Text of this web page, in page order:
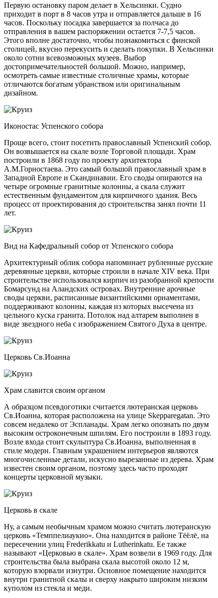
Первую остановку паром делает в Хельсинки. Судно
приходит в порт в 8 часов утра и отправляется дальше в 16
часов. Поскольку посадка завершается за полчаса до
отправления в вашем распоряжении остается 7-7,5 часов.
Этого вполне достаточно, чтобы познакомиться с финской
столицей, вкусно перекусить и сделать покупки. В Хельсинки
около сотни всевозможных музеев. Выбор
достопримечательностей большой. Можно, например,
осмотреть самые известные столичные храмы, которые
отличаются богатым убранством или оригинальным
дизайном.
Иконостас Успенского собора
Проще всего, стоит посетить православный Успенский собор.
Он возвышается на скале возле Торговой площади. Храм
построили в 1868 году по проекту архитектора
А.М.Горностаева. Это самый большой православный храм в
Западной Европе и Скандинавии. Его своды опираются на
четыре огромные гранитные колонны, а скала служит
естественным фундаментом для кирпичного здания. Весь
процесс от проектирования до строительства занял почти 11
лет.
Вид на Кафедральный собор от Успенского собора
Архитектурный облик собора напоминает рубленные русские
деревянные церкви, которые строили в начале XIV века. При
строительстве использовался кирпич из разобранной крепости
Бомарсунд на Аландских островах. Внутренние арочные
своды церкви, расписанные византийскими орнаментами,
поддерживают колонны, каждая из которых высечена из
цельного куска гранита. Потолок над алтарем выполнен в
виде звездного неба с изображением Святого Духа в центре.
Церковь Св.Иоанна
Храм славится своим органом
А образцом псевдоготики считается лютеранская церковь
Св.Иоанна, которая расположена на улице Skepparegatan. Это
совсем недалеко от Эспланады. Храм легко опознать по двум
высоким остроконечным шпилям. Его построили в 1893 году.
Возле входа стоит скульптура Св.Иоанна, выполненная в
стиле модерн. Главным украшением интерьеров являются
многочисленные детали, искусно вырезанные из дерева. Храм
известен своим органом, поэтому здесь часто проходят
концерты церковной музыки.
Церковь в скале
Ну, а самым необычным храмом можно считать лютеранскую
церковь «Темппелиаукио». Она находится в районе Тёёлё, на
пересечении улиц Frederikkatu и Lutherinkatu. Ее также
называют «Церковью в скале». Храм возвели в 1969 году. Для
строительства была выбрана скала высотой около 12 м,
которую взорвали изнутри. Основное помещение находится
внутри гранитной скалы и сверху накрыто широким низким
куполом из стекла и меди.